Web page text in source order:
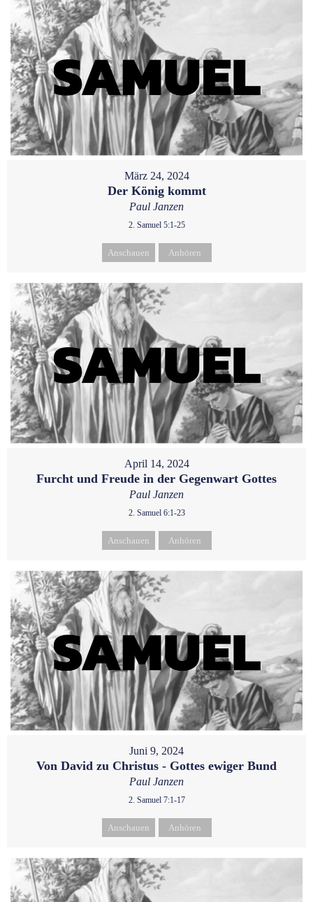
März 24, 2024
Der König kommt
Paul Janzen
2. Samuel 5:1-25
Anschauen Anhören
April 14, 2024
Furcht und Freude in der Gegenwart Gottes
Paul Janzen
2. Samuel 6:1-23
Anschauen Anhören
Juni 9, 2024
Von David zu Christus - Gottes ewiger Bund
Paul Janzen
2. Samuel 7:1-17
Anschauen Anhören